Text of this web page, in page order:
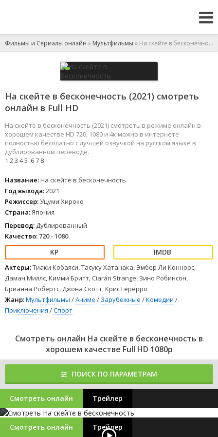
Фильмы и Сериалы онлайн » Мультфильмы » На скейте в бесконечность
На скейте в бесконечность (2021) смотреть
онлайн в Full HD
На скейте в бесконечность (2021) смотреть в режиме онлайн в
хорошем качестве HD 720, 1080 и 4к можно в интернете
полностью бесплатно с лучшей озвучкой на русском языке в
дублированном переводе.
1 23 45 67 8
Название:На скейте в бесконечность
Год выхода:2021
Режиссер:Уцуми Хироко
Страна:Япония
Перевод: Дублированный
Качество: 720 - 1080
Актеры:Тиаки Кобаяси, Тасуку Хатанака, Эмбер Ли Коннорс,
Даман Миллс, Кимми Бритт, Ciarán Strange, Зино Робинсон,
Брианна Робертс, Джона Скотт, Крис Герерро
Жанр:Мультфильмы /Аниме / Зарубежные /Комедии /
Приключения /Спорт
Смотреть онлайн На скейте в бесконечность в
хорошем качестве Full HD 1080p
ПОИСК ПО ПАРАМЕТРАМ
Смотреть онлайн Трейлер
Смотреть онлайн Трейлер